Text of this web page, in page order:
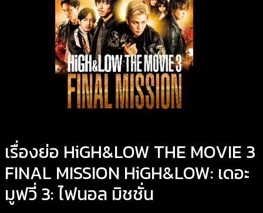
เรื่องย่อ HiGH&LOW THE MOVIE 3
FINAL MISSION HiGH&LOW: เดอะ
มูฟวี่ 3: ไฟนอล มิชชั่น